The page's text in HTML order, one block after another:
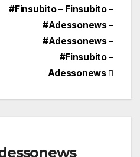
#Finsubito – Finsubito –
#Adessonews –
#Adessonews –
#Finsubito –
Adessonews